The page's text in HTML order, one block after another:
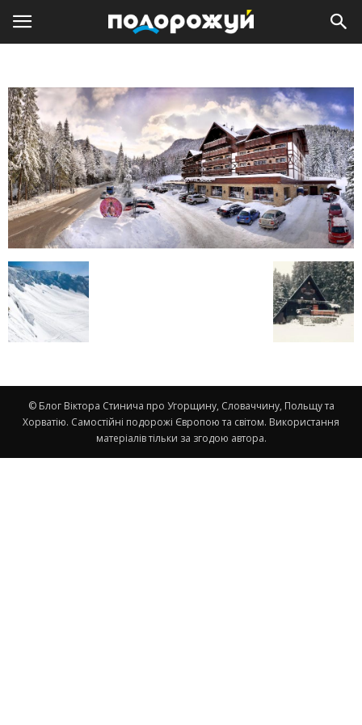
© Блог Віктора Стинича про Угорщину, Словаччину, Польщу та
Хорватію. Самостійні подорожі Європою та світом. Використання
матеріалів тільки за згодою автора.